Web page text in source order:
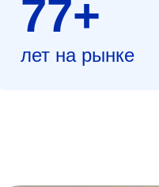
77+
лет на рынке